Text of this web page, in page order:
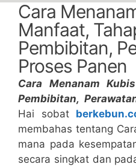
Cara
Manfaat,
Pembibitan,
Proses Panen
Cara Menanam
Pembibitan,
Hai sobat
membahas tentang
mana pada
secara singkat dan